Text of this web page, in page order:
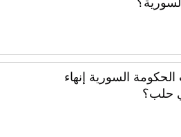
السورية إنهاء
حلب؟